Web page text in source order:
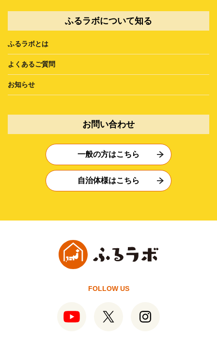
ふるラボについて知る
ふるラボとは
よくあるご質問
お知らせ
お問い合わせ
一般の方はこちら
自治体様はこちら
FOLLOW US